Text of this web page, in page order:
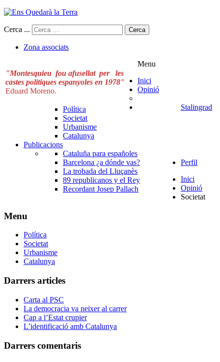
Cerca ... Cerca
Zona associats
"Montesquieu fou afusellat per les
castes politiques espanyoles en 1978"
Eduard Moreno.
Menu
Inici
Opinió
Política
Societat
Urbanisme
Catalunya
Stalingrad
Publicacions
Cataluña para españoles
Barcelona ¿a dónde vas?
La trobada del Lluçanès
89 republicanos y el Rey
Recordant Josep Pallach
Perfil
Inici
Opinió
Societat
Menu
Política
Societat
Urbanisme
Catalunya
Darrers articles
Carta al PSC
La democracia va neixer al carrer
Cap a l’Estat crupier
L’identificació amb Catalunya
Darrers comentaris